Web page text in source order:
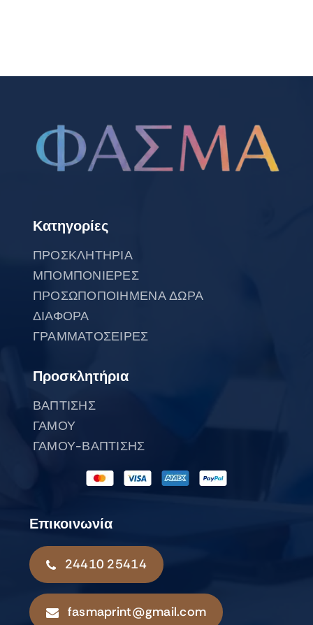
Κατηγορίες
ΠΡΟΣΚΛΗΤΗΡΙΑ
ΜΠΟΜΠΟΝΙΕΡΕΣ
ΠΡΟΣΩΠΟΠΟΙΗΜΕΝΑ ΔΩΡΑ
ΔΙΑΦΟΡΑ
ΓΡΑΜΜΑΤΟΣΕΙΡΕΣ
Προσκλητήρια
ΒΑΠΤΙΣΗΣ
ΓΑΜΟΥ
ΓΑΜΟΥ-ΒΑΠΤΙΣΗΣ
Επικοινωνία
24410 25414
fasmaprint@gmail.com